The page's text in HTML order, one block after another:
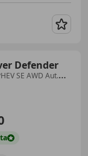
Defender
SE AWD Aut.